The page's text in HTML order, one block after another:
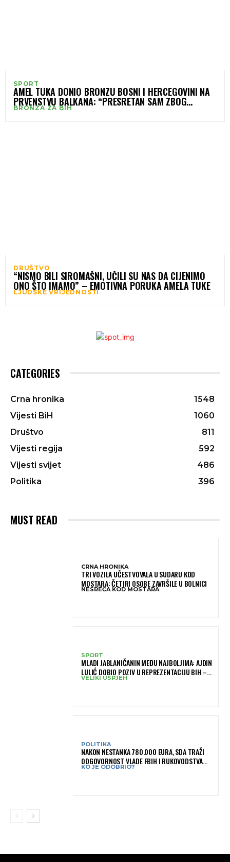
SPORT
AMEL TUKA DONIO BRONZU BOSNI I HERCEGOVINI NA
PRVENSTVU BALKANA: “PRESRETAN SAM ZBOG
MEDALJE!”
BRONZA ZA BIH
DRUŠTVO
“NISMO BILI SIROMAŠNI, UČILI SU NAS DA CIJENIMO
ONO ŠTO IMAMO” – EMOTIVNA PORUKA AMELA TUKE
LJUDSKE VRIJEDNOSTI
CATEGORIES
Crna hronika
1548
Vijesti BiH
1060
Društvo
811
Vijesti regija
592
Vijesti svijet
486
Politika
396
MUST READ
CRNA HRONIKA
TRI VOZILA UČESTVOVALA U SUDARU KOD
MOSTARA: ČETIRI OSOBE ZAVRŠILE U BOLNICI
NESREĆA KOD MOSTARA
SPORT
MLADI JABLANIČANIN MEĐU NAJBOLJIMA: AJDIN
LULIĆ DOBIO POZIV U REPREZENTACIJU BIH –
BRANIT ĆE BOJE BIH NA SLOVENIA BALL
VELIKI USPJEH
POLITIKA
NAKON NESTANKA 780.000 EURA, SDA TRAŽI
ODGOVORNOST VLADE FBIH I RUKOVODSTVA
IGMANA
KO JE ODOBRIO?